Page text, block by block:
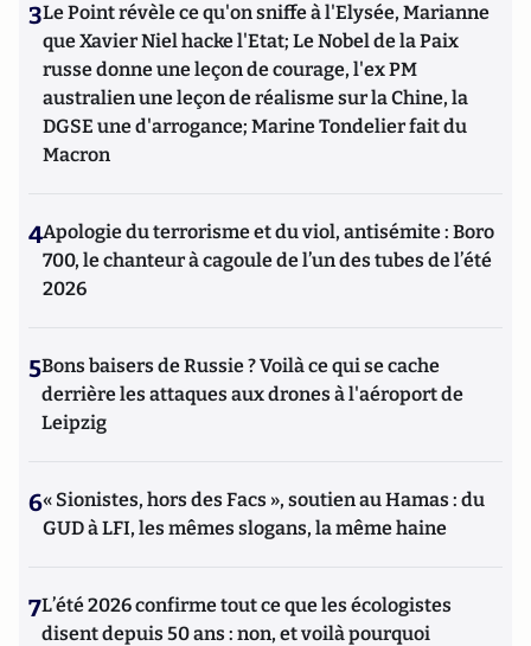
3Le Point révèle ce qu'on sniffe à l'Elysée, Marianne
que Xavier Niel hacke l'Etat; Le Nobel de la Paix
russe donne une leçon de courage, l'ex PM
australien une leçon de réalisme sur la Chine, la
DGSE une d'arrogance; Marine Tondelier fait du
Macron
4Apologie du terrorisme et du viol, antisémite : Boro
700, le chanteur à cagoule de l’un des tubes de l’été
2026
5Bons baisers de Russie ? Voilà ce qui se cache
derrière les attaques aux drones à l'aéroport de
Leipzig
6« Sionistes, hors des Facs », soutien au Hamas : du
GUD à LFI, les mêmes slogans, la même haine
7L’été 2026 confirme tout ce que les écologistes
disent depuis 50 ans : non, et voilà pourquoi